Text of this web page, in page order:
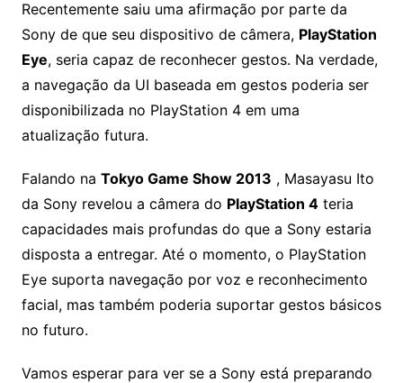
Recentemente saiu uma afirmação por parte da
Sony de que seu dispositivo de câmera, PlayStation
Eye, seria capaz de reconhecer gestos. Na verdade,
a navegação da UI baseada em gestos poderia ser
disponibilizada no PlayStation 4 em uma
atualização futura.
Falando na Tokyo Game Show 2013 , Masayasu Ito
da Sony revelou a câmera do PlayStation 4teria
capacidades mais profundas do que a Sony estaria
disposta a entregar. Até o momento, o PlayStation
Eye suporta navegação por voz e reconhecimento
facial, mas também poderia suportar gestos básicos
no futuro.
Vamos esperar para ver se a Sony está preparando